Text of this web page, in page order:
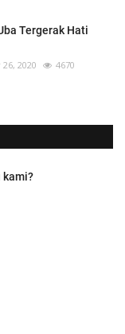
Tergerak Hati
2020 4670
kami?